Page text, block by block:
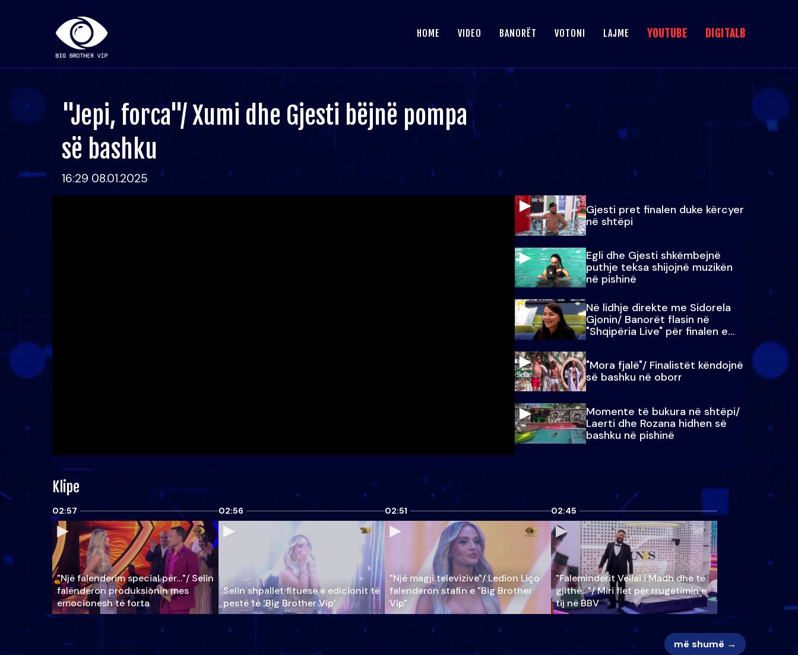
HOME VIDEO BANORËT VOTONI LAJME YOUTUBE DIGITALB
"Jepi, forca"/ Xumi dhe Gjesti bëjnë pompa
së bashku
16:29 08.01.2025
Gjesti pret finalen duke kërcyer
në shtëpi
Egli dhe Gjesti shkëmbejnë
puthje teksa shijojnë muzikën
në pishinë
Në lidhje direkte me Sidorela
Gjonin/ Banorët flasin në
"Shqipëria Live" për finalen e
madhe
"Mora fjalë"/ Finalistët këndojnë
së bashku në oborr
Momente të bukura në shtëpi/
Laerti dhe Rozana hidhen së
bashku në pishinë
Klipe
02:57
"Një falenderim special për…"/ Selin
falënderon produksionin mes
emocionesh të forta
02:56
Selin shpallet fituese e edicionit të
pestë të ‘Big Brother Vip’
02:51
"Një magji televizive"/ Ledion Liço
falenderon stafin e "Big Brother
Vip"
02:45
"Faleminderit Vëllai i Madh dhe të
gjithë…"/ Miri flet për rrugëtimin e
tij në BBV
më shumë →